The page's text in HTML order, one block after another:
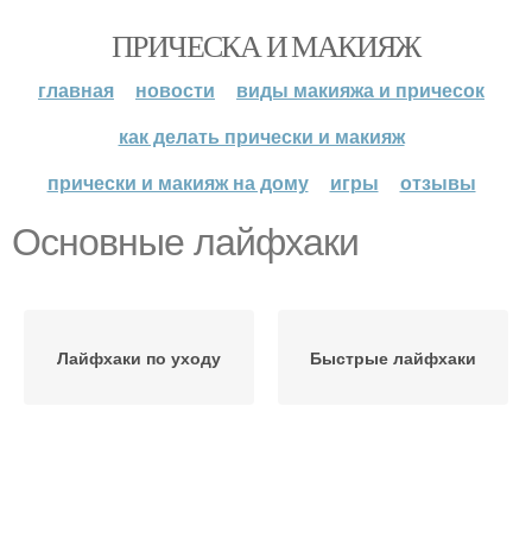
ПРИЧЕСКА И МАКИЯЖ
главная новости
виды макияжа и причесок
как делать прически и макияж
прически и макияж на дому
игры отзывы
Основные лайфхаки
Лайфхаки по уходу Быстрые лайфхаки